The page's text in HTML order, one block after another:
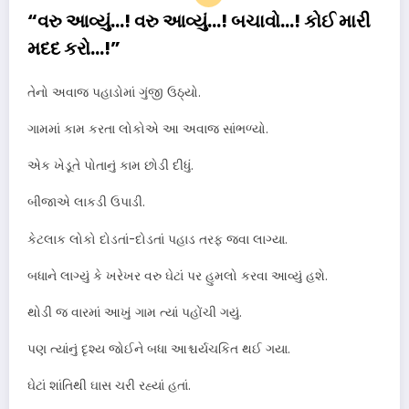
“વરુ આવ્યું…! વરુ આવ્યું…! બચાવો…! કોઈ મારી
મદદ કરો…!”
તેનો અવાજ પહાડોમાં ગુંજી ઉઠ્યો.
ગામમાં કામ કરતા લોકોએ આ અવાજ સાંભળ્યો.
એક ખેડૂતે પોતાનું કામ છોડી દીધું.
બીજાએ લાકડી ઉપાડી.
કેટલાક લોકો દોડતાં-દોડતાં પહાડ તરફ જવા લાગ્યા.
બધાને લાગ્યું કે ખરેખર વરુ ઘેટાં પર હુમલો કરવા આવ્યું હશે.
થોડી જ વારમાં આખું ગામ ત્યાં પહોંચી ગયું.
પણ ત્યાંનું દૃશ્ય જોઈને બધા આશ્ચર્યચકિત થઈ ગયા.
ઘેટાં શાંતિથી ઘાસ ચરી રહ્યાં હતાં.